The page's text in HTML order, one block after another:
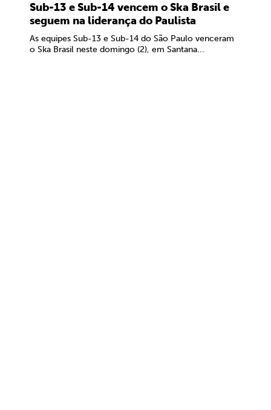
Sub-13 e Sub-14 vencem o Ska Brasil e
seguem na liderança do Paulista
As equipes Sub-13 e Sub-14 do São Paulo venceram
o Ska Brasil neste domingo (2), em Santana...